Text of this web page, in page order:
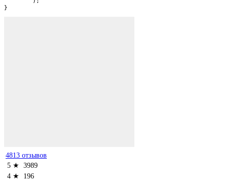
}
4813 отзывов
5 ★ 3989
4 ★
196